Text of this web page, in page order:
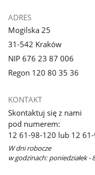
ADRES
Mogilska 25
31-542 Kraków
NIP 676 23 87 006
Regon 120 80 35 36
KONTAKT
Skontaktuj się z nami
pod numerem:
12 61-98-120 lub 12
W dni robocze
w godzinach: poniedziałek